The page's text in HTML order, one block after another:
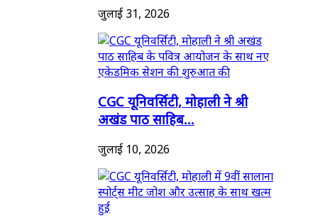
जुलाई 31, 2026
CGC यूनिवर्सिटी, मोहाली ने श्री
अखंड पाठ साहिब...
जुलाई 10, 2026